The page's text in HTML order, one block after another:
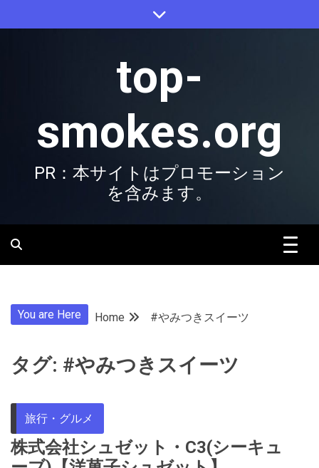
to
top-
smokes.org
PR：本サイトはプロモーション
を含みます。
You are Here Home #やみつきスイーツ
タグ: #やみつきスイーツ
旅行・グルメ
株式会社シュゼット・C3(シーキュ